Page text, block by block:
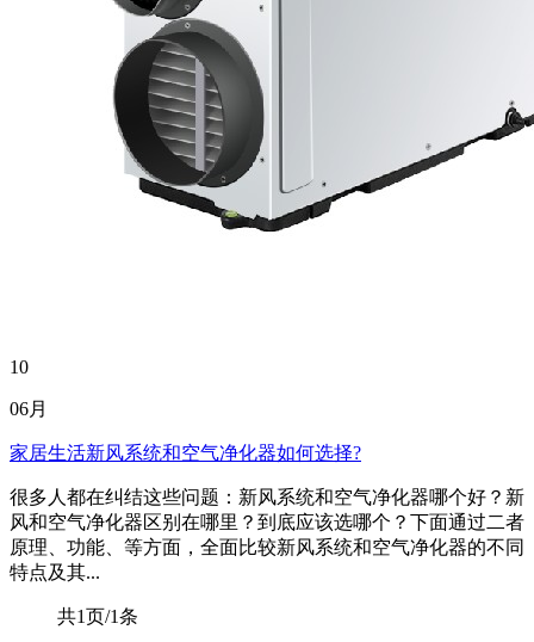
10
06月
家居生活新风系统和空气净化器如何选择?
很多人都在纠结这些问题：新风系统和空气净化器哪个好？新
风和空气净化器区别在哪里？到底应该选哪个？下面通过二者
原理、功能、等方面，全面比较新风系统和空气净化器的不同
特点及其...
共1页/1条